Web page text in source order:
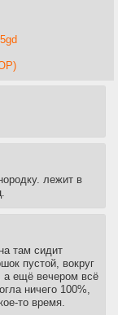
лежит в
там сидит
пустой, вокруг
а ещё вечером всё
ничего 100%,
то время.